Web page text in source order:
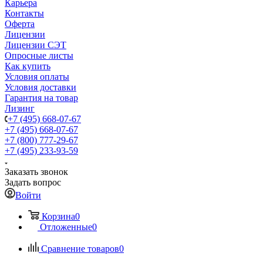
Карьера
Контакты
Оферта
Лицензии
Лицензии СЭТ
Опросные листы
Как купить
Условия оплаты
Условия доставки
Гарантия на товар
Лизинг
+7 (495) 668-07-67
+7 (495) 668-07-67
+7 (800) 777-29-67
+7 (495) 233-93-59
Заказать звонок
Задать вопрос
Войти
Корзина0
Отложенные0
Сравнение товаров0